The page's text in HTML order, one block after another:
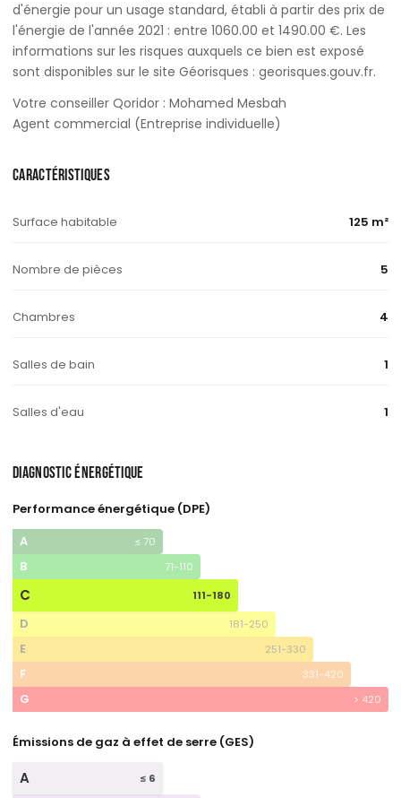
d'énergie pour un usage standard, établi à partir des prix de
l'énergie de l'année 2021 : entre 1060.00 et 1490.00 €. Les
informations sur les risques auxquels ce bien est exposé
sont disponibles sur le site Géorisques : georisques.gouv.fr.
Votre conseiller Qoridor : Mohamed Mesbah
Agent commercial (Entreprise individuelle)
CARACTÉRISTIQUES
Surface habitable 125 m²
Nombre de pièces 5
Chambres 4
Salles de bain 1
Salles d'eau 1
DIAGNOSTIC ÉNERGÉTIQUE
Performance énergétique (DPE)
A
≤ 70
B 71-110
C 111-180
D 181-250
E 251-330
F 331-420
G > 420
Émissions de gaz à effet de serre (GES)
A ≤ 6